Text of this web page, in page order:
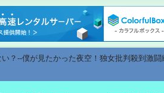
？--僕が見たかった夜空！独女批判殺到激